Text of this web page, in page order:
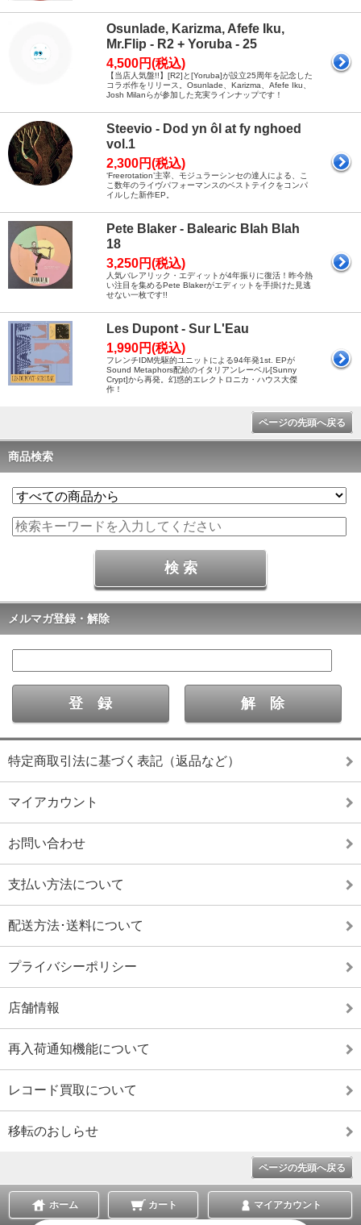
Osunlade, Karizma, Afefe Iku,
Mr.Flip - R2 + Yoruba - 25
4,500円(税込)
【当店人気盤!!】[R2]と[Yoruba]が設立25周年を記念した
コラボ作をリリース。Osunlade、Karizma、Afefe Iku、
Josh Milanらが参加した充実ラインナップです！
Steevio - Dod yn ôl at fy nghoed
vol.1
2,300円(税込)
‘Freerotation’主宰、モジュラーシンセの達人による、こ
こ数年のライヴパフォーマンスのベストテイクをコンパ
イルした新作EP。
Pete Blaker - Balearic Blah Blah
18
3,250円(税込)
人気バレアリック・エディットが4年振りに復活！昨今熱
い注目を集めるPete Blakerがエディットを手掛けた見逃
せない一枚です!!
Les Dupont - Sur L'Eau
1,990円(税込)
フレンチIDM先駆的ユニットによる94年発1st. EPが
Sound Metaphors配給のイタリアンレーベル[Sunny
Crypt]から再発。幻惑的エレクトロニカ・ハウス大傑
作！
ページの先頭へ戻る
商品検索
メルマガ登録・解除
特定商取引法に基づく表記（返品など）
マイアカウント
お問い合わせ
支払い方法について
配送方法･送料について
プライバシーポリシー
店舗情報
再入荷通知機能について
レコード買取について
移転のおしらせ
ページの先頭へ戻る
ホーム カート マイアカウント